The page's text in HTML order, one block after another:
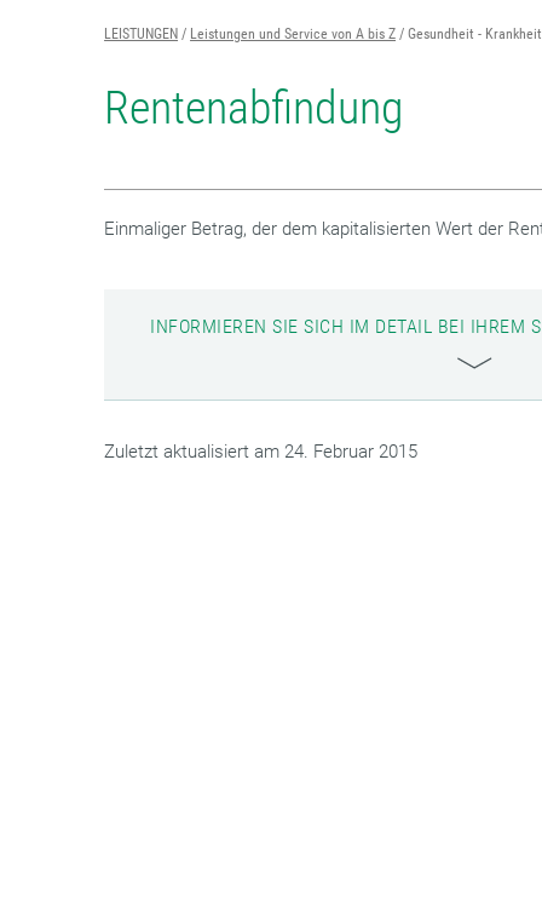
LEISTUNGEN Leistungen und Service von A bis Z Gesundheit - Krankheit
Rentenabfindung
Einmaliger Betrag, der dem kapitalisierten Wert der
INFORMIEREN SIE SICH IM DETAIL BEI IHREM
Zuletzt aktualisiert am 24. Februar 2015